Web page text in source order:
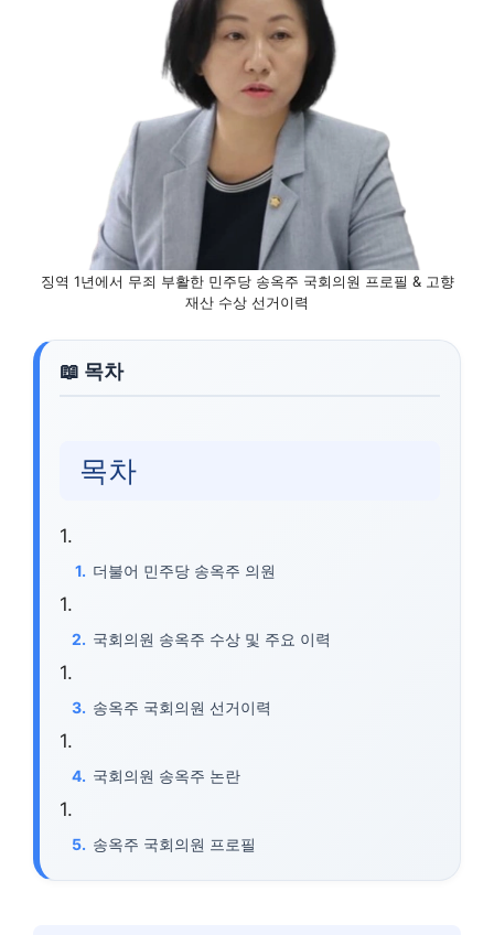
징역 1년에서 무죄 부활한 민주당 송옥주 국회의원 프로필 & 고향
재산 수상 선거이력
목차
더불어 민주당 송옥주 의원
국회의원 송옥주 수상 및 주요 이력
송옥주 국회의원 선거이력
국회의원 송옥주 논란
송옥주 국회의원 프로필